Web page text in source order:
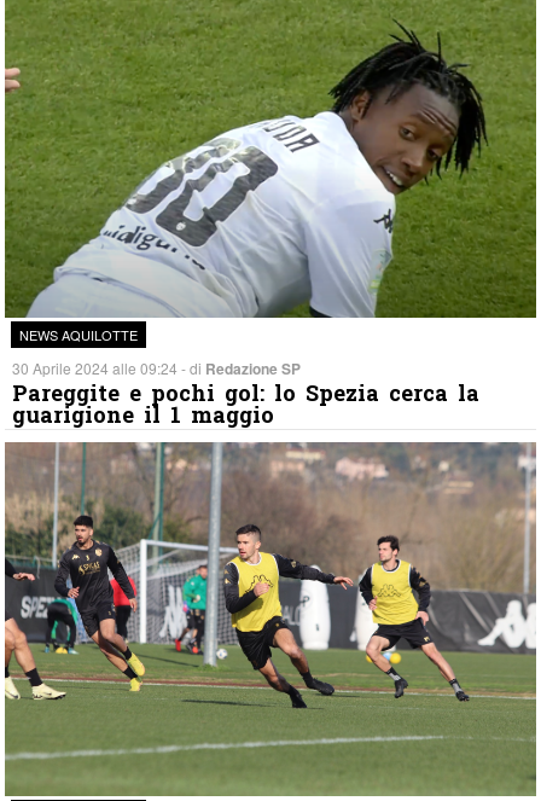
NEWS AQUILOTTE
30 Aprile 2024 alle 09:24 - di Redazione SP
Pareggite e pochi gol: lo Spezia cerca la
guarigione il 1 maggio